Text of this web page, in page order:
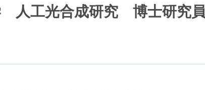
人工光合成研究 博士研究員